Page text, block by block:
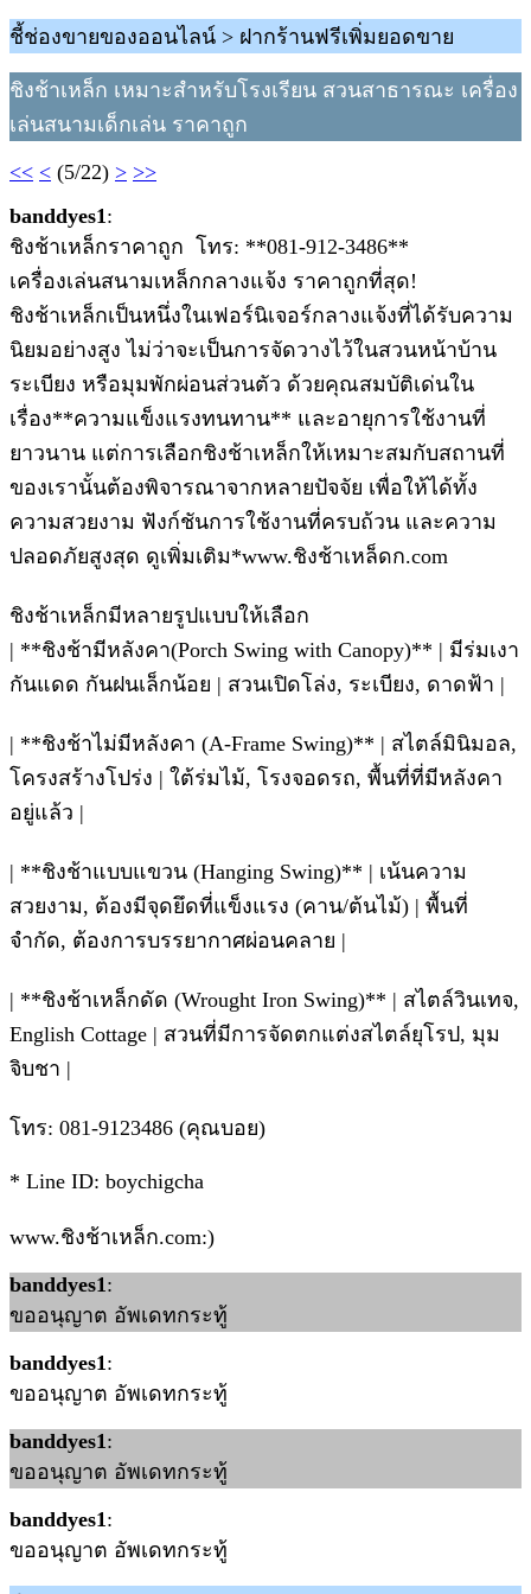
ชี้ช่องขายของออนไลน์ > ฝากร้านฟรีเพิ่มยอดขาย
ชิงช้าเหล็ก เหมาะสำหรับโรงเรียน สวนสาธารณะ เครื่อง
เล่นสนามเด็กเล่น ราคาถูก
<< < (5/22) > >>
banddyes1:
ชิงช้าเหล็กราคาถูก โทร: **081-912-3486**
เครื่องเล่นสนามเหล็กกลางแจ้ง ราคาถูกที่สุด!
ชิงช้าเหล็กเป็นหนึ่งในเฟอร์นิเจอร์กลางแจ้งที่ได้รับความ
นิยมอย่างสูง ไม่ว่าจะเป็นการจัดวางไว้ในสวนหน้าบ้าน
ระเบียง หรือมุมพักผ่อนส่วนตัว ด้วยคุณสมบัติเด่นใน
เรื่อง**ความแข็งแรงทนทาน** และอายุการใช้งานที่
ยาวนาน แต่การเลือกชิงช้าเหล็กให้เหมาะสมกับสถานที่
ของเรานั้นต้องพิจารณาจากหลายปัจจัย เพื่อให้ได้ทั้ง
ความสวยงาม ฟังก์ชันการใช้งานที่ครบถ้วน และความ
ปลอดภัยสูงสุด ดูเพิ่มเติม*www.ชิงช้าเหล็ดก.com
ชิงช้าเหล็กมีหลายรูปแบบให้เลือก
| **ชิงช้ามีหลังคา(Porch Swing with Canopy)** | มีร่มเงา
กันแดด กันฝนเล็กน้อย | สวนเปิดโล่ง, ระเบียง, ดาดฟ้า |
| **ชิงช้าไม่มีหลังคา (A-Frame Swing)** | สไตล์มินิมอล,
โครงสร้างโปร่ง | ใต้ร่มไม้, โรงจอดรถ, พื้นที่ที่มีหลังคา
อยู่แล้ว |
| **ชิงช้าแบบแขวน (Hanging Swing)** | เน้นความ
สวยงาม, ต้องมีจุดยึดที่แข็งแรง (คาน/ต้นไม้) | พื้นที่
จำกัด, ต้องการบรรยากาศผ่อนคลาย |
| **ชิงช้าเหล็กดัด (Wrought Iron Swing)** | สไตล์วินเทจ,
English Cottage | สวนที่มีการจัดตกแต่งสไตล์ยุโรป, มุม
จิบชา |
โทร: 081-9123486 (คุณบอย)
* Line ID: boychigcha
www.ชิงช้าเหล็ก.com:)
banddyes1:
ขออนุญาต อัพเดทกระทู้
banddyes1:
ขออนุญาต อัพเดทกระทู้
banddyes1:
ขออนุญาต อัพเดทกระทู้
banddyes1:
ขออนุญาต อัพเดทกระทู้